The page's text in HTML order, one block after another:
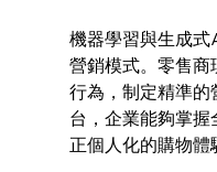
機器學習與生成
營銷模式。零售
行為，制定精準
台，企業能夠掌
正個人化的購物體